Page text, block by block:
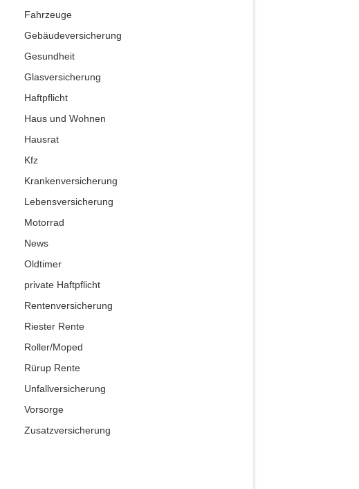
Fahrzeuge
Gebäudeversicherung
Gesundheit
Glasversicherung
Haftpflicht
Haus und Wohnen
Hausrat
Kfz
Krankenversicherung
Lebensversicherung
Motorrad
News
Oldtimer
private Haftpflicht
Rentenversicherung
Riester Rente
Roller/Moped
Rürup Rente
Unfallversicherung
Vorsorge
Zusatzversicherung